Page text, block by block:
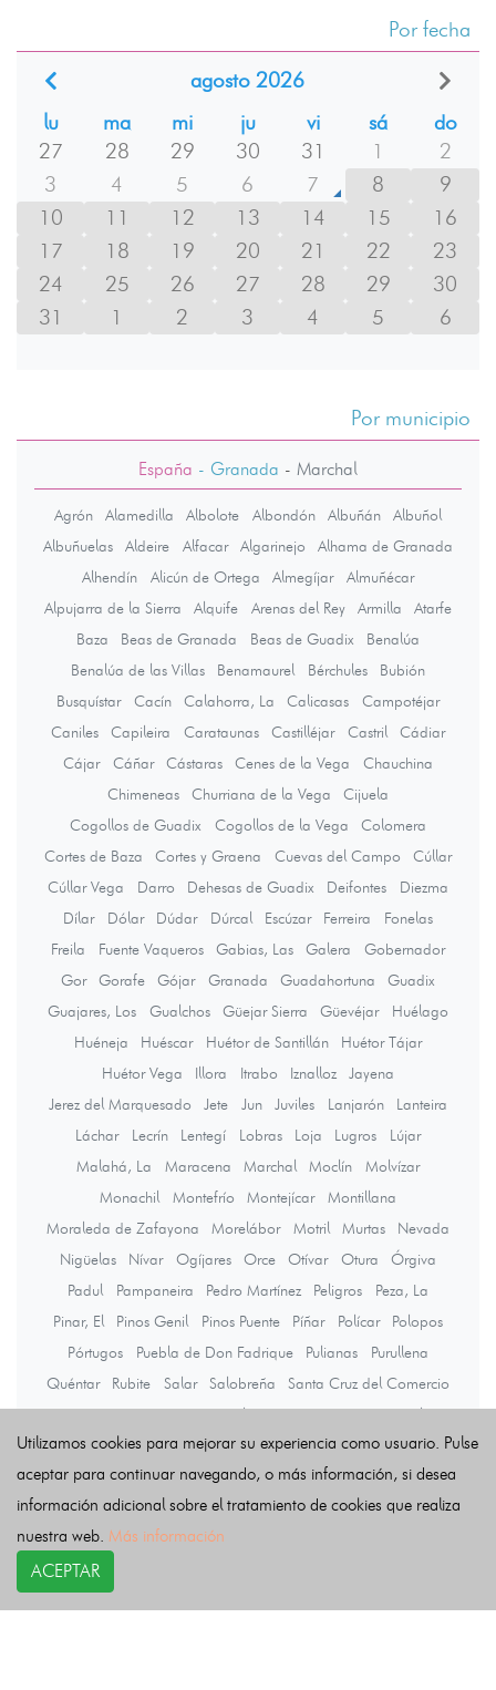
Por fecha
agosto 2026
lu
ma mi ju vi sá
do
27
28 29 30 31 1
2
3
4 5 6 7 8
9
10
11 12 13 14 15
16
17
18 19 20 21 22
23
24
25 26 27 28 29
30
31
1 2 3 4 5 6
Por municipio
España - Granada - Marchal
Agrón Alamedilla Albolote Albondón Albuñán
Albuñol
Albuñuelas
Aldeire Alfacar Algarinejo
Alhama de Granada
Alhendín
Alicún de Ortega Almegíjar
Almuñécar
Alpujarra de la Sierra
Alquife Arenas del Rey Armilla
Atarfe
Baza
Beas de Granada Beas de Guadix
Benalúa
Benalúa de las Villas
Benamaurel Bérchules
Bubión
Busquístar
Cacín Calahorra, La Calicasas
Campotéjar
Caniles
Capileira Carataunas Castilléjar Castril
Cádiar
Cájar
Cáñar Cástaras Cenes de la Vega
Chauchina
Chimeneas
Churriana de la Vega
Cijuela
Cogollos de Guadix
Cogollos de la Vega
Colomera
Cortes de Baza
Cortes y Graena Cuevas del Campo
Cúllar
Cúllar Vega
Darro Dehesas de Guadix Deifontes
Diezma
Dílar
Dólar Dúdar Dúrcal Escúzar Ferreira
Fonelas
Freila
Fuente Vaqueros Gabias, Las Galera
Gobernador
Gor
Gorafe Gójar Granada Guadahortuna
Guadix
Guajares, Los
Gualchos Güejar Sierra Güevéjar
Huélago
Huéneja
Huéscar Huétor de Santillán
Huétor Tájar
Huétor Vega
Illora Itrabo Iznalloz
Jayena
Jerez del Marquesado
Jete Jun Juviles Lanjarón
Lanteira
Láchar
Lecrín Lentegí Lobras Loja Lugros
Lújar
Malahá, La
Maracena Marchal Moclín
Molvízar
Monachil
Montefrío Montejícar
Montillana
Moraleda de Zafayona
Morelábor Motril Murtas
Nevada
Nigüelas
Nívar Ogíjares Orce Otívar Otura
Órgiva
Padul
Pampaneira Pedro Martínez Peligros
Peza, La
Pinar, El
Pinos Genil Pinos Puente Píñar Polícar
Polopos
Pórtugos
Puebla de Don Fadrique Pulianas
Purullena
Quéntar
Rubite Salar Salobreña
Santa Cruz del Comercio
Santa Fe
Soportújar Sorvilán Taha, La
Torre-Cardela
Torvizcón
Trevélez Turón Ugíjar Valle del Zalabí
Valle, El
Válor
Vegas del Genil
Ventas de Huelma
Vélez de Benaudalla
Villamena
Villanueva de las Torres
Villanueva Mesía
Víznar Zafarraya
Últimas noticias
Utilizamos cookies para mejorar su experiencia como usuario. Pulse
aceptar para continuar navegando, o más información, si desea
información adicional sobre el tratamiento de cookies que realiza
nuestra web. Más información
ACEPTAR